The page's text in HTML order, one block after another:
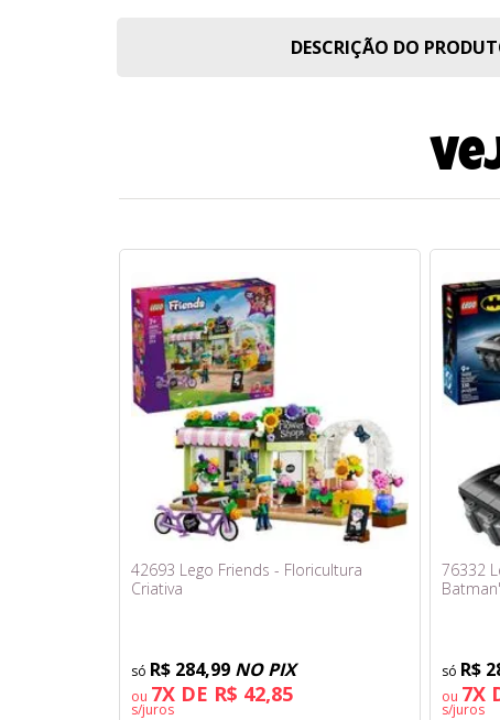
DESCRIÇÃO DO
42693 Lego Friends - Floricultura
Criativa
R$ 284,99 NO PIX
ou 7X DE R$ 42,85
s/juros
76332
R$
ou 7X
s/juros